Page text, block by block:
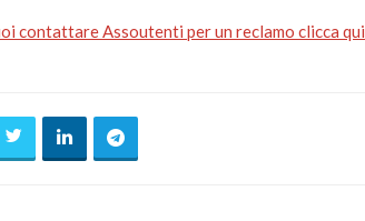
contattare Assoutenti per un reclamo clicca qui